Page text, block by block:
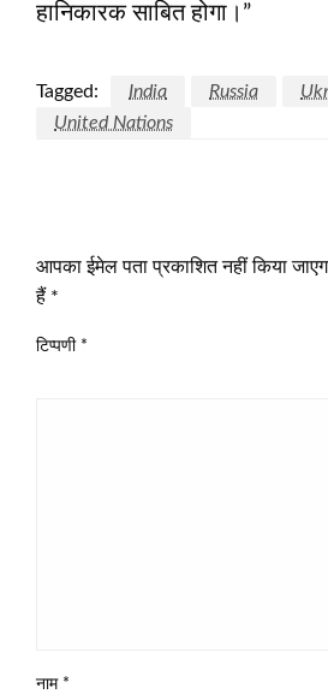
हानिकारक साबित होगा।”
Tagged: India Russia
United Nations
आपका ईमेल पता प्रकाशित नहीं किया
हैं *
टिप्पणी *
नाम *